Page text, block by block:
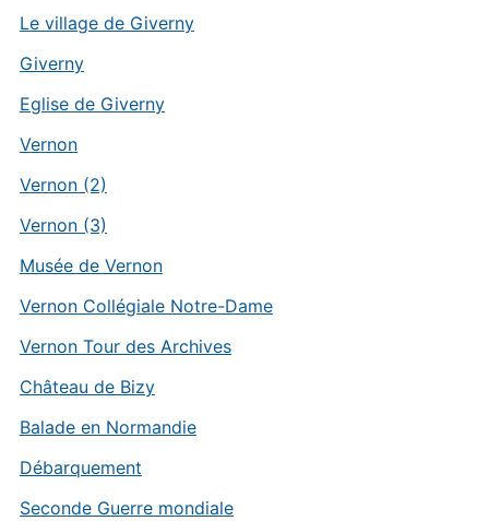
Le village de Giverny
Giverny
Eglise de Giverny
Vernon
Vernon (2)
Vernon (3)
Musée de Vernon
Vernon Collégiale Notre-Dame
Vernon Tour des Archives
Château de Bizy
Balade en Normandie
Débarquement
Seconde Guerre mondiale